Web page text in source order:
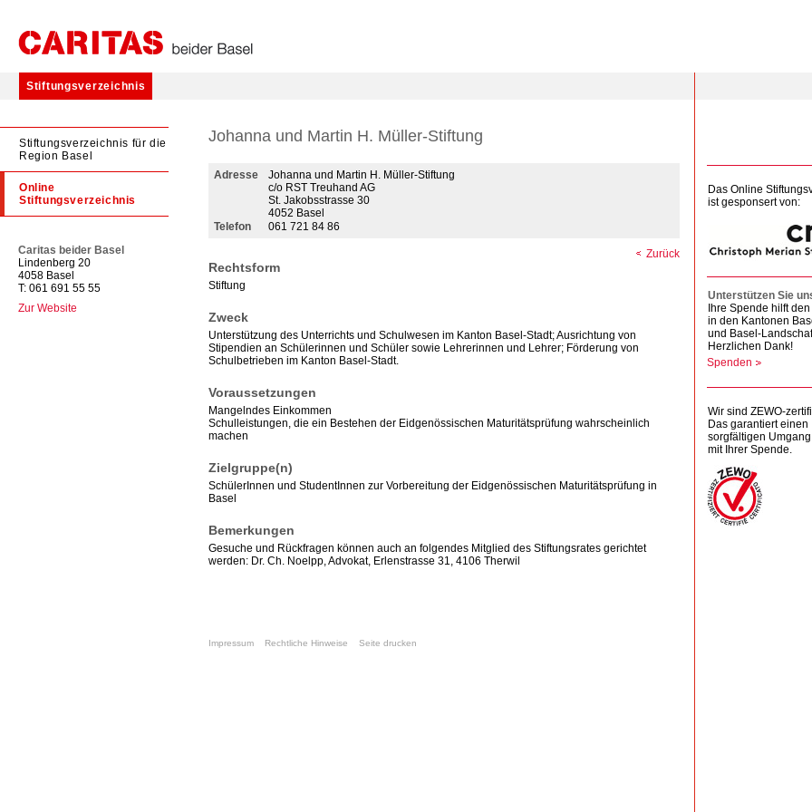
Stiftungsverzeichnis
Stiftungsverzeichnis für die
Region Basel
Online
Stiftungsverzeichnis
Caritas beider Basel
Lindenberg 20
4058 Basel
T: 061 691 55 55
Zur Website
Johanna und Martin H. Müller-Stiftung
Adresse
Johanna und Martin H. Müller-Stiftung
c/o RST Treuhand AG
St. Jakobsstrasse 30
4052 Basel
Telefon
061 721 84 86
Zurück
Rechtsform
Stiftung
Zweck
Unterstützung des Unterrichts und Schulwesen im Kanton Basel-Stadt; Ausrichtung von
Stipendien an Schülerinnen und Schüler sowie Lehrerinnen und Lehrer; Förderung von
Schulbetrieben im Kanton Basel-Stadt.
Voraussetzungen
Mangelndes Einkommen
Schulleistungen, die ein Bestehen der Eidgenössischen Maturitätsprüfung wahrscheinlich
machen
Zielgruppe(n)
SchülerInnen und StudentInnen zur Vorbereitung der Eidgenössischen Maturitätsprüfung in
Basel
Bemerkungen
Gesuche und Rückfragen können auch an folgendes Mitglied des Stiftungsrates gerichtet
werden: Dr. Ch. Noelpp, Advokat, Erlenstrasse 31, 4106 Therwil
Impressum Rechtliche Hinweise Seite drucken
Das Online
ist gesponsert von:
Unterstützen Sie
Ihre Spende hilft
in den Kantonen
und Basel-
Herzlichen Dank!
Spenden
Wir sind ZEWO-
Das garantiert einen
sorgfältigen Umgang
mit Ihrer Spende.